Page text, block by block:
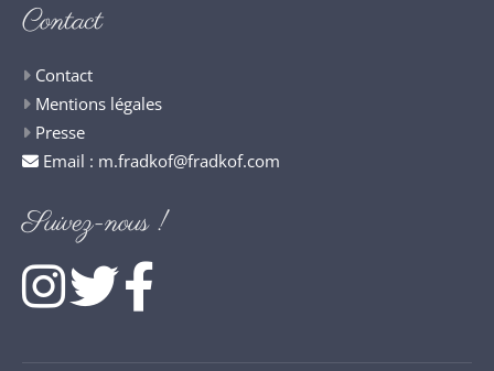
Contact
Contact
Mentions légales
Presse
Email : m.fradkof@fradkof.com
Suivez-nous !